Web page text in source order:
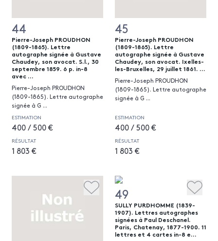
44
Pierre-Joseph PROUDHON
(1809-1865). Lettre
autographe signée à Gustave
Chaudey, son avocat. S.l., 30
septembre 1859. 6 p. in-8
avec ...
Pierre-Joseph PROUDHON
(1809-1865). Lettre autographe
signée à G ...
ESTIMATION
400 / 500 €
RÉSULTAT
1 803 €
45
Pierre-Joseph PROUDHON
(1809-1865). Lettre
autographe signée à Gustave
Chaudey, son avocat. Ixelles-
les-Bruxelles, 29 juillet 1861. ...
Pierre-Joseph PROUDHON
(1809-1865). Lettre autographe
signée à G ...
ESTIMATION
400 / 500 €
RÉSULTAT
1 803 €
49
SULLY PURDHOMME (1839-
1907). Lettres autographes
signées à Paul Deschanel.
Paris, Chatenay, 1877-1900. 11
lettres et 4 cartes in-8 e...